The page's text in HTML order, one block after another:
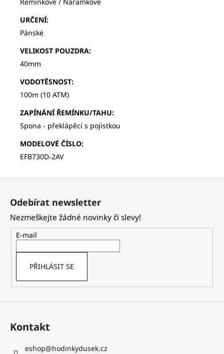
URČENÍ:
Pánské
VELIKOST POUZDRA:
40mm
VODOTĚSNOST:
100m (10 ATM)
ZAPÍNÁNÍ ŘEMÍNKU/TAHU:
Spona - překlápěcí s pojistkou
MODELOVÉ ČÍSLO:
EFB730D-2AV
Z
Odebírat newsletter
Nezmeškejte žádné novinky či slevy!
E-mail
PŘIHLÁSIT SE
Kontakt
eshop@hodinkydusek.cz